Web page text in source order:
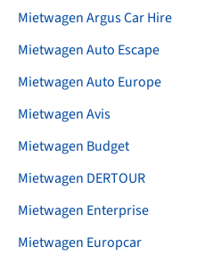
Mietwagen Argus Car Hire
Mietwagen Auto Escape
Mietwagen Auto Europe
Mietwagen Avis
Mietwagen Budget
Mietwagen DERTOUR
Mietwagen Enterprise
Mietwagen Europcar